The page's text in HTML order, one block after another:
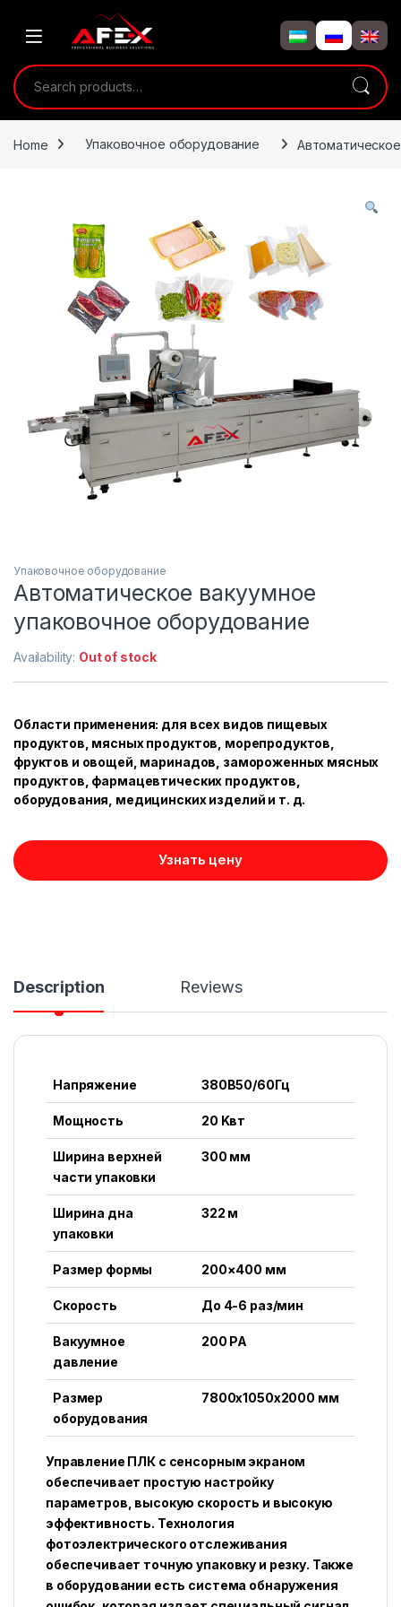
Search for:
Home Упаковочное оборудование
Упаковочное оборудование
Автоматическое вакуумное
упаковочное оборудование
Availability: Out of stock
Области применения: для всех видов пищевых
продуктов, мясных продуктов, морепродуктов,
фруктов и овощей, маринадов, замороженных мясных
продуктов, фармацевтических продуктов,
оборудования, медицинских изделий и т. д.
Узнать цену
Description Reviews
Напряжение 380В50/60Гц
Мощность 20 Kвт
Ширина верхней
части упаковки
300 мм
Ширина дна
упаковки
322 м
Размер формы 200×400 мм
Скорость До 4-6 раз/мин
Вакуумное
давление
200 PA
Размер
оборудования
7800x1050x2000 мм
Управление ПЛК с сенсорным экраном
обеспечивает простую настройку
параметров, высокую скорость и высокую
эффективность. Технология
фотоэлектрического отслеживания
обеспечивает точную упаковку и резку. Также
в оборудовании есть система обнаружения